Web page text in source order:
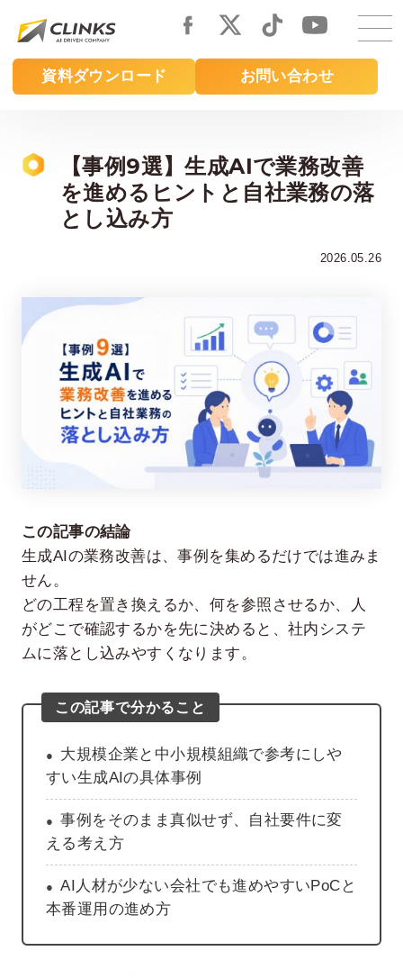
main
content
資料ダウンロード お問い合わせ
在宅率
66%
2026年7月時点
社員数
1,290
2026年6月時点
【事例9選】生成AIで業務改善
を進めるヒントと自社業務の落
とし込み方
2026.05.26
この記事の結論
生成AIの業務改善は、事例を集めるだけでは進みま
せん。
どの工程を置き換えるか、何を参照させるか、人
がどこで確認するかを先に決めると、社内システ
ムに落とし込みやすくなります。
この記事で分かること
大規模企業と中小規模組織で参考にしや
すい生成AIの具体事例
事例をそのまま真似せず、自社要件に変
える考え方
AI人材が少ない会社でも進めやすいPoCと
本番運用の進め方